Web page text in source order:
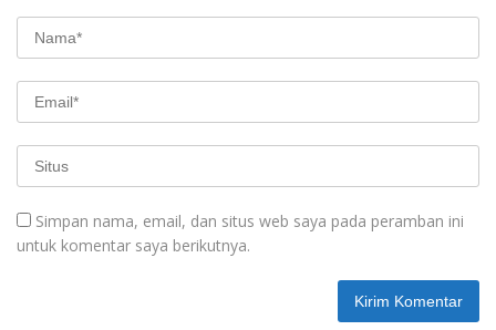
Simpan nama, email, dan situs web saya pada peramban ini
untuk komentar saya berikutnya.